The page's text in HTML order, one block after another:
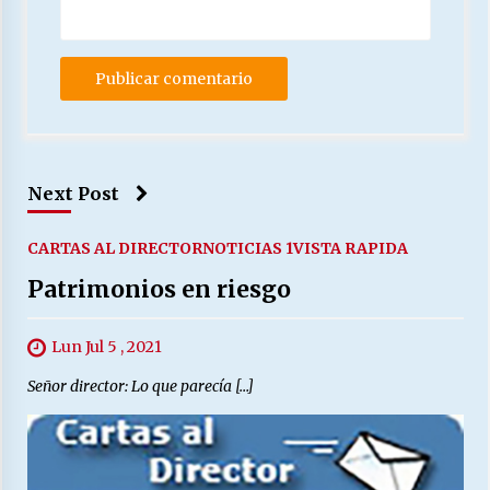
Next Post
CARTAS AL DIRECTORNOTICIAS 1VISTA RAPIDA
Patrimonios en riesgo
Lun Jul 5 , 2021
Señor director: Lo que parecía […]